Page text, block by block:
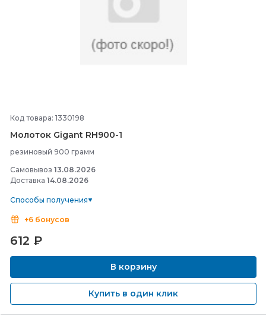
Код товара: 1330198
Молоток Gigant RH900-1
резиновый 900 грамм
Самовывоз 13.08.2026
Доставка 14.08.2026
Способы получения
+6 бонусов
612 ₽
В корзину
Купить в один клик